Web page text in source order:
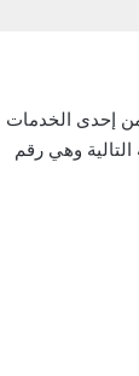
إحدى الخدمات
وهي رقم